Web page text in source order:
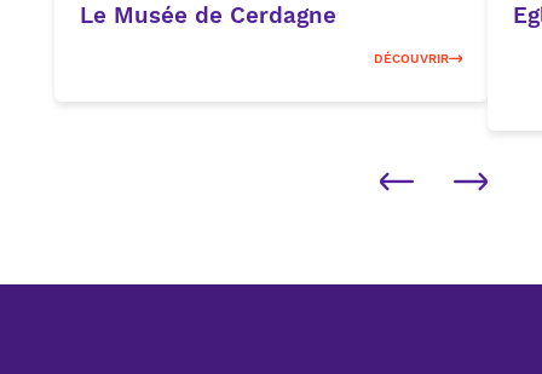
Le Musée de Cerdagne
DÉCOUVRIR